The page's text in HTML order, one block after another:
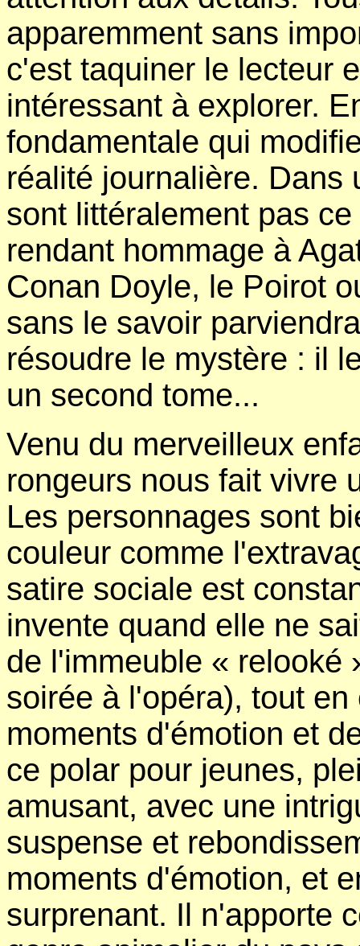
apparemment sans
c'est taquiner le lecteur
intéressant à explorer.
fondamentale qui
réalité journalière. Dans
sont littéralement pas
rendant hommage à
Conan Doyle, le Poirot
sans le savoir
résoudre le mystère : il
un second tome...
Venu du merveilleux
rongeurs nous fait vivre
Les personnages sont
couleur comme
satire sociale est
invente quand elle ne
de l'immeuble « relooké
soirée à l'opéra), tout
moments d'émotion et
ce polar pour jeunes,
amusant, avec une
suspense et
moments d'émotion, et
surprenant. Il n'apporte